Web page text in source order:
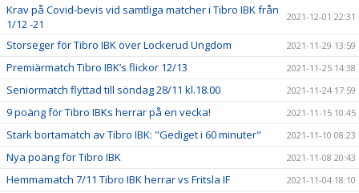
Krav på Covid-bevis vid samtliga matcher i Tibro IBK från
1/12 -21
2021-12-01 22:31
Storseger för Tibro IBK över Lockerud Ungdom 2021-11-29 13:59
Premiärmatch Tibro IBK’s flickor 12/13 2021-11-25 14:38
Seniormatch flyttad till söndag 28/11 kl.18.00 2021-11-24 17:59
9 poäng för Tibro IBKs herrar på en vecka! 2021-11-15 10:45
Stark bortamatch av Tibro IBK: "Gediget i 60 minuter" 2021-11-10 08:23
Nya poäng för Tibro IBK 2021-11-08 20:43
Hemmamatch 7/11 Tibro IBK herrar vs Fritsla IF 2021-11-04 18:10